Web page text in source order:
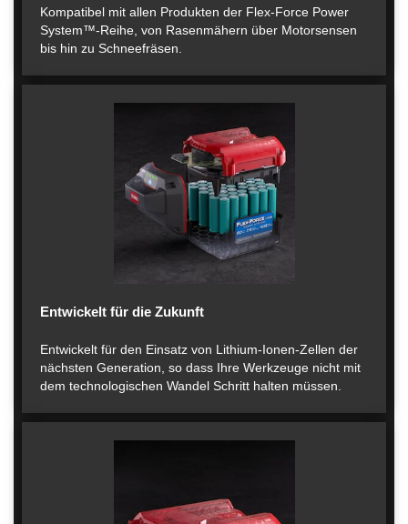
Kompatibel mit allen Produkten der Flex-Force Power
System™-Reihe, von Rasenmähern über Motorsensen
bis hin zu Schneefräsen.
Entwickelt für die Zukunft
Entwickelt für den Einsatz von Lithium-Ionen-Zellen der
nächsten Generation, so dass Ihre Werkzeuge nicht mit
dem technologischen Wandel Schritt halten müssen.